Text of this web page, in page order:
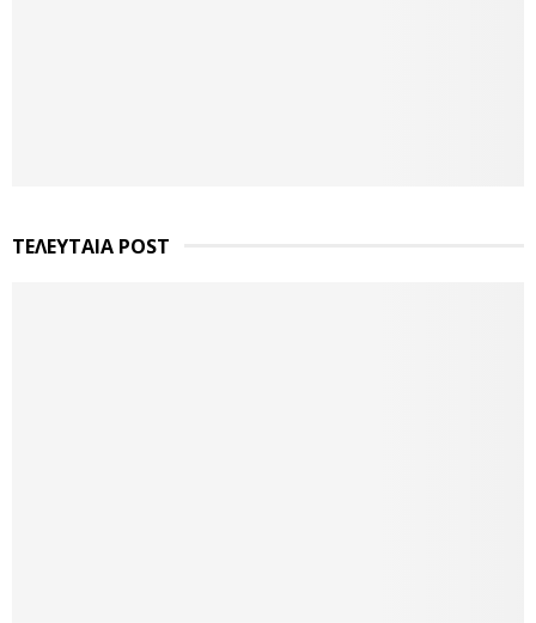
ΤΕΛΕΥΤΑΙΑ POST